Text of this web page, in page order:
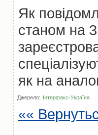
Як
станом на
як на
Джерело: Інтерфакс-Україна
««